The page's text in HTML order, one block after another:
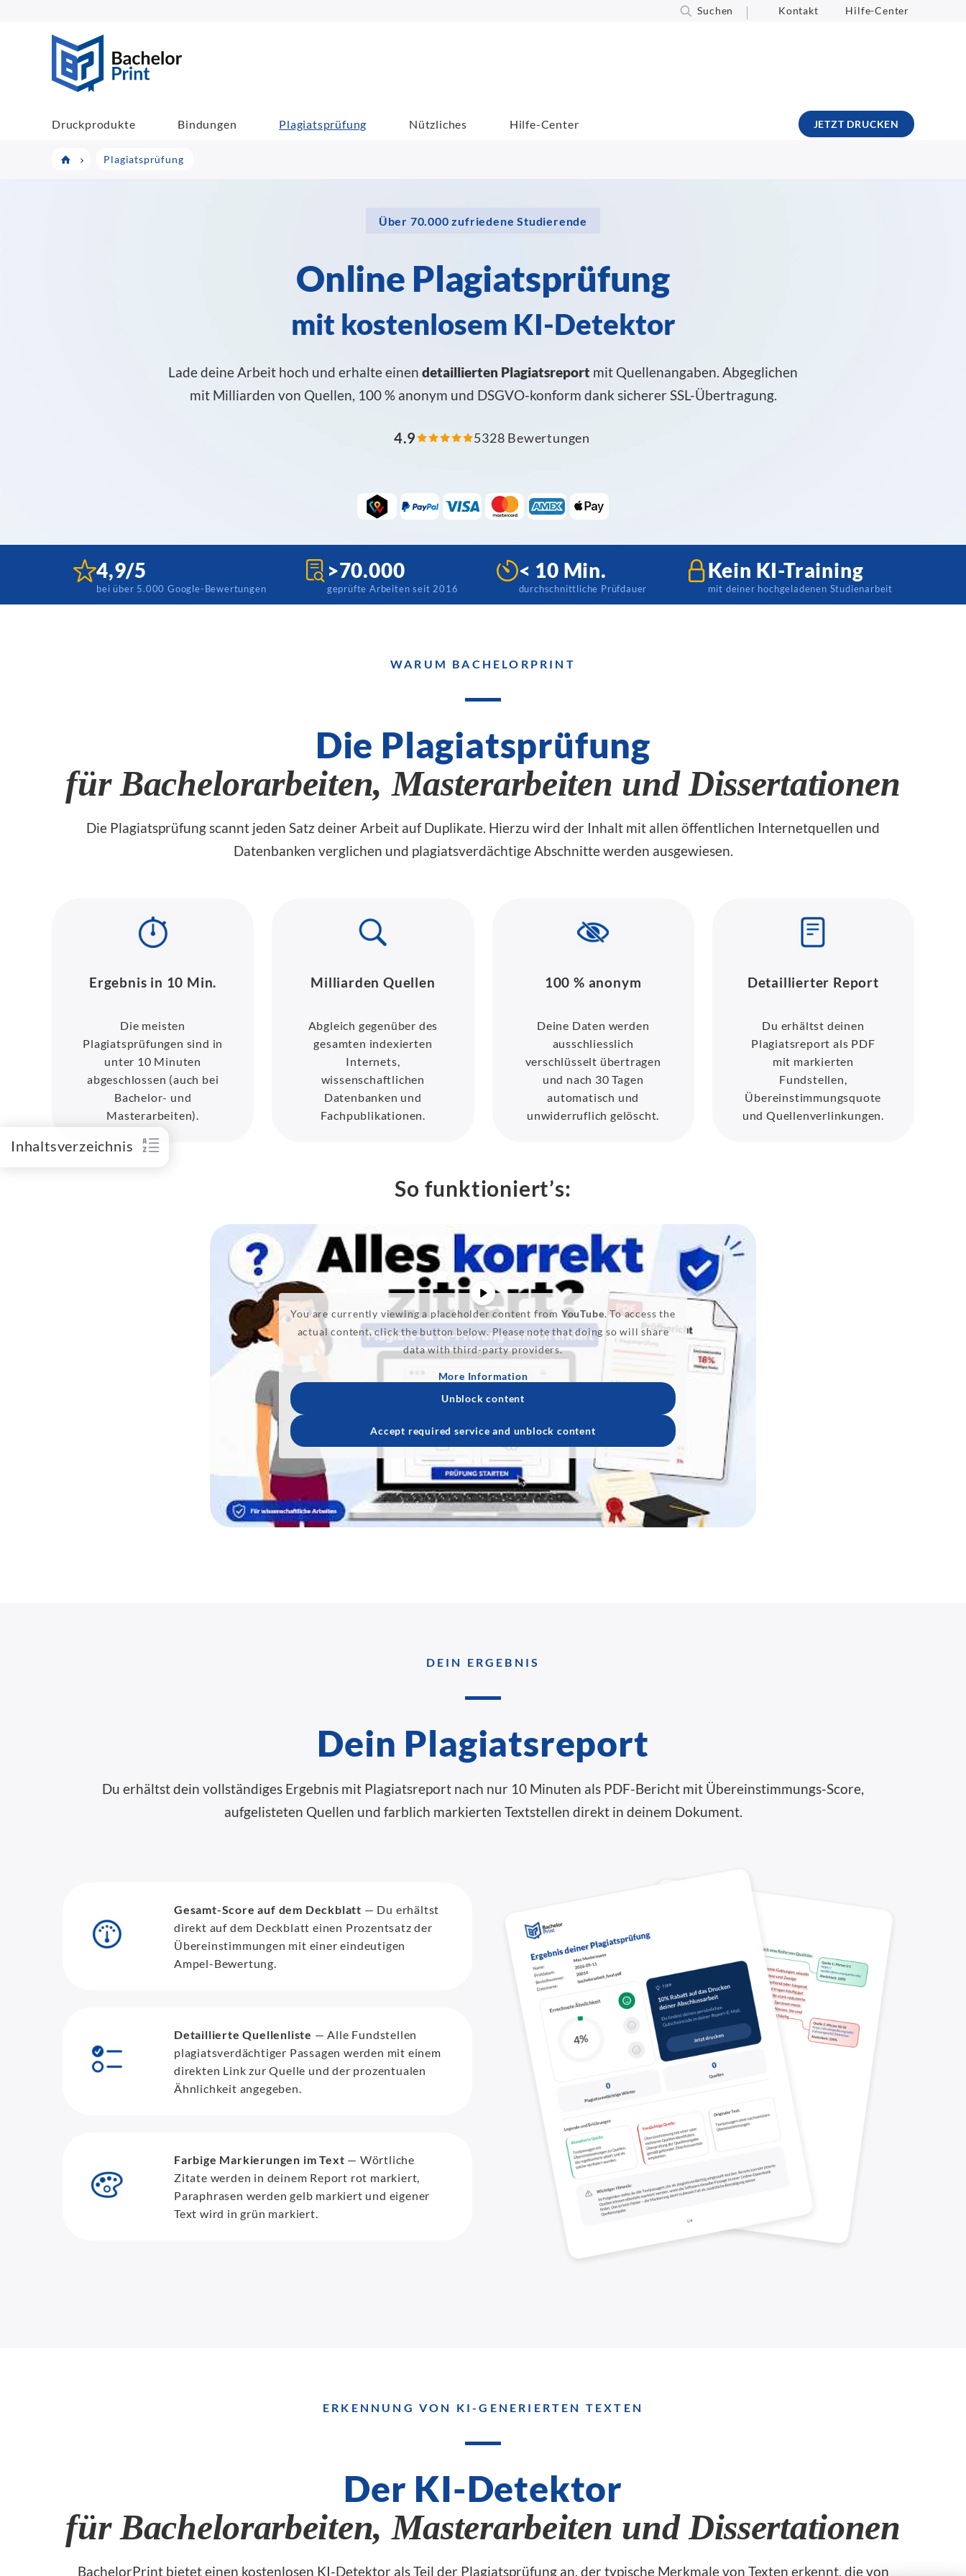
Suchen Kontakt Hilfe-Center
Druckprodukte Bindungen Plagiatsprüfung Nützliches Hilfe-Center JETZT DRUCKEN
Plagiatsprüfung
Inhaltsverzeichnis
Über 70.000 zufriedene Studierende
Online Plagiatsprüfung
mit kostenlosem KI-Detektor
Lade deine Arbeit hoch und erhalte einen detaillierten Plagiatsreport mit Quellenangaben. Abgeglichen
mit Milliarden von Quellen, 100 % anonym und DSGVO-konform dank sicherer SSL-Übertragung.
4.9 5328 Bewertungen
4,9/5
bei über 5.000 Google-Bewertungen
>70.000
geprüfte Arbeiten seit 2016
< 10 Min.
durchschnittliche Prüfdauer
Kein KI-Training
mit deiner hochgeladenen Studienarbeit
WARUM BACHELORPRINT
Die Plagiatsprüfung
für Bachelorarbeiten, Masterarbeiten und Dissertationen
Die Plagiatsprüfung scannt jeden Satz deiner Arbeit auf Duplikate. Hierzu wird der Inhalt mit allen öffentlichen Internetquellen und
Datenbanken verglichen und plagiatsverdächtige Abschnitte werden ausgewiesen.
Ergebnis in 10 Min.
Die meisten
Plagiatsprüfungen sind in
unter 10 Minuten
abgeschlossen (auch bei
Bachelor- und
Masterarbeiten).
Milliarden Quellen
Abgleich gegenüber des
gesamten indexierten
Internets,
wissenschaftlichen
Datenbanken und
Fachpublikationen.
100 % anonym
Deine Daten werden
ausschliesslich
verschlüsselt übertragen
und nach 30 Tagen
automatisch und
unwiderruflich gelöscht.
Detaillierter Report
Du erhältst deinen
Plagiatsreport als PDF
mit markierten
Fundstellen,
Übereinstimmungsquote
und Quellenverlinkungen.
So funktioniert’s:
You are currently viewing a placeholder content from YouTube. To access the
actual content, click the button below. Please note that doing so will share
data with third-party providers.
More Information
Unblock content
Accept required service and unblock content
DEIN ERGEBNIS
Dein Plagiatsreport
Du erhältst dein vollständiges Ergebnis mit Plagiatsreport nach nur 10 Minuten als PDF-Bericht mit Übereinstimmungs-Score,
aufgelisteten Quellen und farblich markierten Textstellen direkt in deinem Dokument.
Gesamt-Score auf dem Deckblatt — Du erhältst
direkt auf dem Deckblatt einen Prozentsatz der
Übereinstimmungen mit einer eindeutigen
Ampel-Bewertung.
Detaillierte Quellenliste — Alle Fundstellen
plagiatsverdächtiger Passagen werden mit einem
direkten Link zur Quelle und der prozentualen
Ähnlichkeit angegeben.
Farbige Markierungen im Text — Wörtliche
Zitate werden in deinem Report rot markiert,
Paraphrasen werden gelb markiert und eigener
Text wird in grün markiert.
ERKENNUNG VON KI-GENERIERTEN TEXTEN
Der KI-Detektor
für Bachelorarbeiten, Masterarbeiten und Dissertationen
BachelorPrint bietet einen kostenlosen KI-Detektor als Teil der Plagiatsprüfung an, der typische Merkmale von Texten erkennt, die von